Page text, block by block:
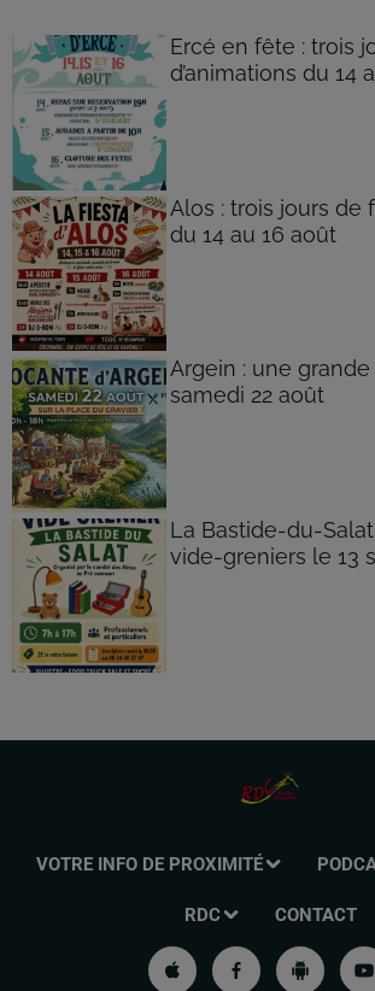
Ercé en fête : trois
d’animations du 14
Alos : trois jours de
du 14 au 16 août
Argein : une
samedi 22 août
La Bastide-du-
vide-greniers le 13
VOTRE INFO DE PROXIMITÉ
RDC CONTACT